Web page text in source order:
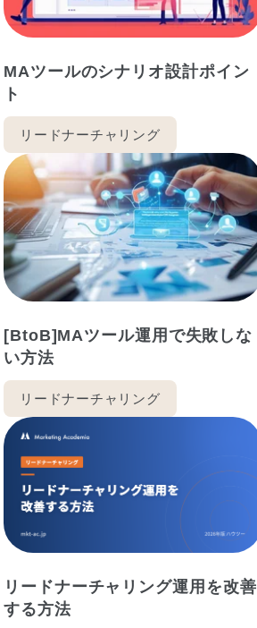
MAツールのシナリオ設計ポイン
ト
リードナーチャリング
[BtoB]MAツール運用で失敗しな
い方法
リードナーチャリング
リードナーチャリング運用を改善
する方法